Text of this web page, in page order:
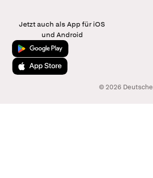
Jetzt auch als App für iOS
und Android
Jetzt bei Google Play
Laden im App Store
© 2026